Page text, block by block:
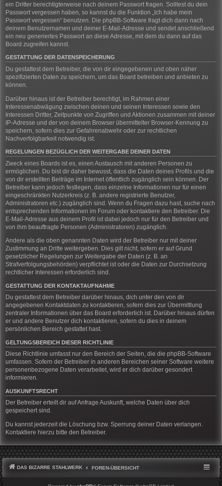
ein Dritter berechtigterweise nach deinem Passwort fragen. Solltest du dein
Passwort vergessen haben, so kannst du die Funktion „Ich habe mein
Passwort vergessen“ benutzen. Die phpBB-Software fragt dich dann nach
deinem Benutzernamen und deiner E-Mail-Adresse und sendet anschließend
ein neu generiertes Passwort an diese Adresse, mit dem du dann auf das
Board zugreifen kannst.
GESTATTUNG DER DATENSPEICHERUNG
Du gestattest dem Betreiber, die von dir eingegebenen und oben näher
spezifizierten Daten zu speichern, um das Board betreiben und anbieten zu
können.
Darüber hinaus ist der Betreiber berechtigt, im Rahmen einer
Interessenabwägung zwischen deinen und seinen Interessen sowie den
Interessen Dritter, Zeitpunkte von Zugriffen und Aktionen zusammen mit deiner
IP-Adresse und der von deinem Browser übermittelter Browser-Kennung zu
speichern, sofern dies zur Gefahrenabwehr oder zur rechtlichen
Nachverfolgbarkeit notwendig ist.
REGELUNGEN BEZÜGLICH DER WEITERGABE DEINER DATEN
Zweck eines Boards ist es, einen Austausch mit anderen Personen zu
ermöglichen. Du bist dir daher bewusst, dass die Daten deines Profils und die
von dir erstellten Beiträge im Internet öffentlich zugänglich sein können. Der
Betreiber kann jedoch festlegen, dass einzelne Informationen nur für einen
eingeschränkten Nutzerkreis (z. B. andere registrierte Benutzer,
Administratoren etc.) zugänglich sind. Wenn du Fragen dazu hast, suche nach
entsprechenden Informationen im Forum oder kontaktiere den Betreiber. Die
E-Mail-Adresse aus deinem Profil ist dabei jedoch nur für den Betreiber und
von ihm beauftragte Personen (Administratoren) zugänglich.
Andere als die oben genannten Daten wird der Betreiber nur mit deiner
Zustimmung an Dritte weitergeben. Dies gilt nicht, sofern er auf Grund
gesetzlicher Regelungen zur Weitergabe der Daten (z. B. an
Strafverfolgungsbehörden) verpflichtet ist oder die Daten zur Durchsetzung
rechtlicher Interessen erforderlich sind.
GESTATTUNG DER KONTAKTAUFNAHME
Du gestattest dem Betreiber darüber hinaus, dich unter den von dir
angegebenen Kontaktdaten zu kontaktieren, sofern dies zur Übermittlung
zentraler Informationen über das Board erforderlich ist. Darüber hinaus dürfen
er und andere Benutzer dich kontaktieren, sofern du dies in deinem
persönlichen Bereich gestattet hast.
GELTUNGSBEREICH DIESER RICHTLINIE
Diese Richtlinie umfasst nur den Bereich der Seiten, die die phpBB-Software
umfassen. Sofern der Betreiber in anderen Bereichen seiner Software weitere
personenbezogene Daten verarbeitet, wird er dich darüber gesondert
informieren.
AUSKUNFTSRECHT
Der Betreiber erteilt dir auf Anfrage Auskunft, welche Daten über dich
gespeichert sind.
Du kannst jederzeit die Löschung bzw. Sperrung deiner Daten verlangen.
Kontaktiere hierzu bitte den Betreiber.
DAS BIZARRE STAHLWERK FOREN-ÜBERSICHT